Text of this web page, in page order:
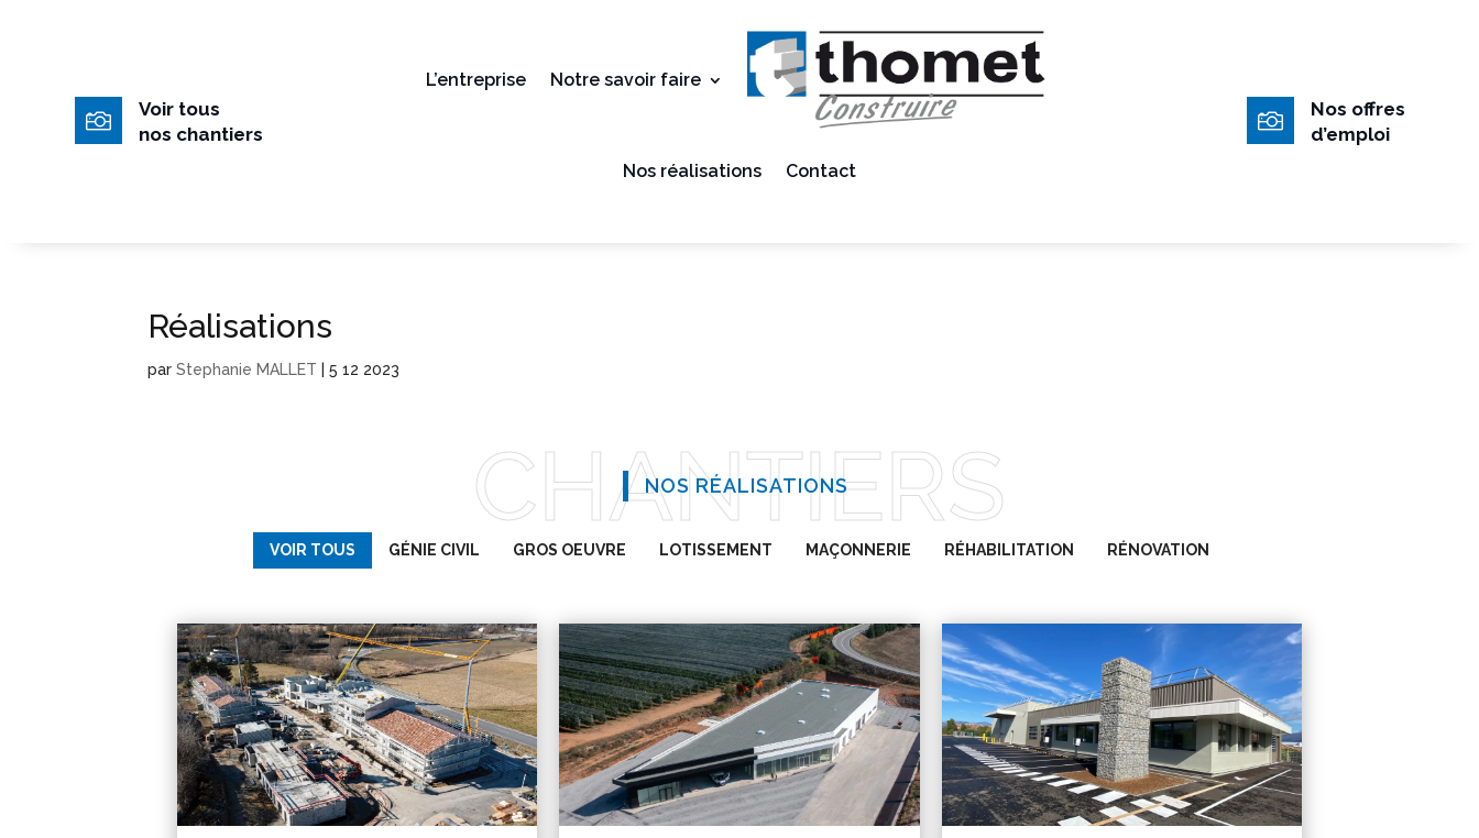

Voir tous
nos chantiers
L’entreprise Notre savoir faire
Nos réalisations Contact

Nos offres
d’emploi
Réalisations
parStephanie MALLET |5 12 2023
NOS RÉALISATIONS
VOIR TOUS GÉNIE CIVIL GROS OEUVRE LOTISSEMENT MAÇONNERIE RÉHABILITATION RÉNOVATION